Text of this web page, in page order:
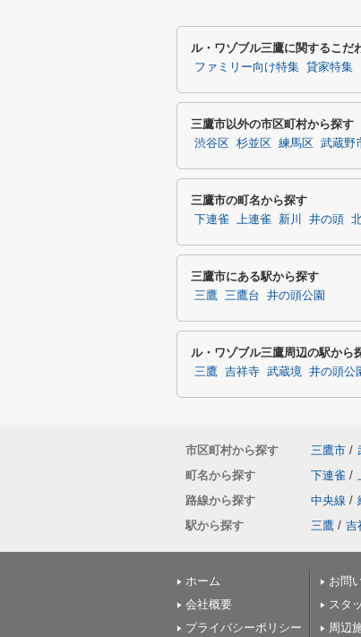
ル・ワゾブル三鷹に関するこだ
ファミリー向け特集 貸家特集
三鷹市以外の市区町村から探す
渋谷区 杉並区 練馬区 武蔵野
三鷹市の町名から探す
下連雀 上連雀 新川 井の頭
三鷹市にある駅から探す
三鷹 三鷹台 井の頭公園
ル・ワゾブル三鷹周辺の駅から
三鷹 吉祥寺 武蔵境 井の頭公
市区町村から探す 三鷹市 /
町名から探す
下連雀 /
路線から探す
中央線 /
駅から探す
三鷹 / 吉
ホーム
会社概要
プライバシーポリシー
お問
スタ
周辺